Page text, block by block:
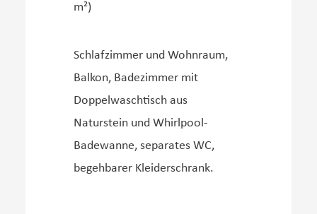
m²)
Schlafzimmer und Wohnraum,
Balkon, Badezimmer mit
Doppelwaschtisch aus
Naturstein und Whirlpool-
Badewanne, separates WC,
begehbarer Kleiderschrank.